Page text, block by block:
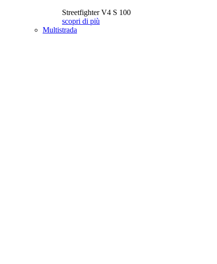
Streetfighter V4 S 100
scopri di più
Multistrada